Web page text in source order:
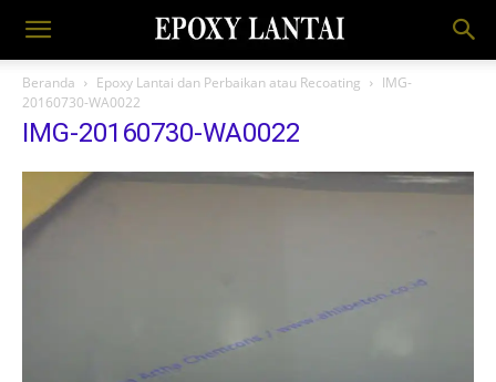
Beranda Epoxy Lantai dan Perbaikan atau Recoating
IMG-
20160730-WA0022
IMG-20160730-WA0022